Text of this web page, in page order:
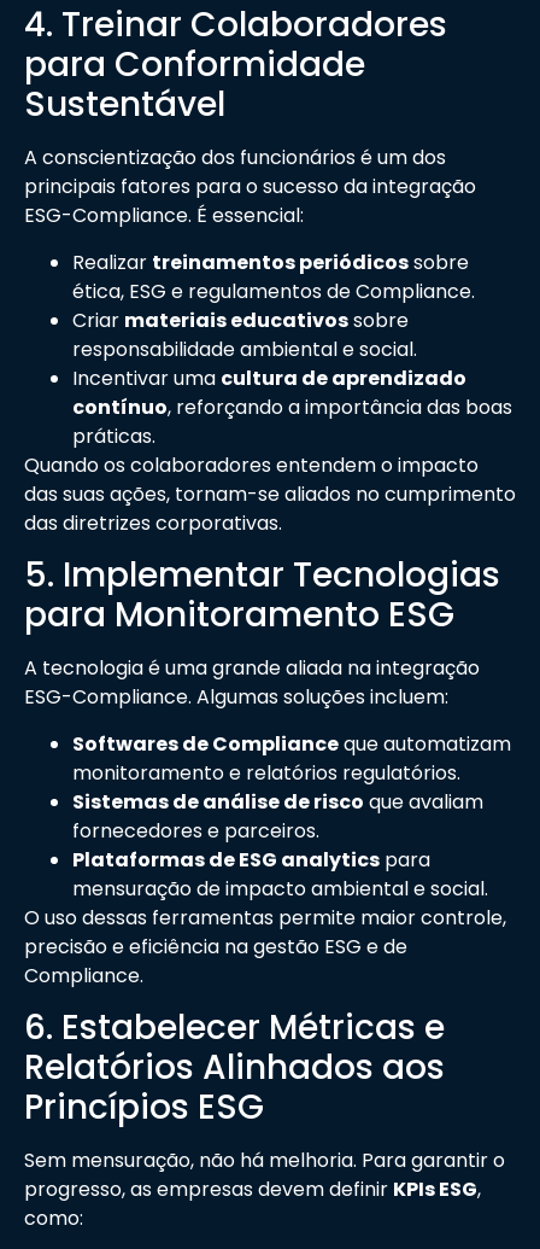
4. Treinar Colaboradores
para Conformidade
Sustentável
A conscientização dos funcionários é um dos
principais fatores para o sucesso da integração
ESG-Compliance. É essencial:
Realizar treinamentos periódicossobre
ética, ESG e regulamentos de Compliance.
Criar materiais educativossobre
responsabilidade ambiental e social.
Incentivar uma cultura de aprendizado
contínuo, reforçando a importância das boas
práticas.
Quando os colaboradores entendem o impacto
das suas ações, tornam-se aliados no cumprimento
das diretrizes corporativas.
5. Implementar Tecnologias
para Monitoramento ESG
A tecnologia é uma grande aliada na integração
ESG-Compliance. Algumas soluções incluem:
Softwares de Complianceque automatizam
monitoramento e relatórios regulatórios.
Sistemas de análise de risco que avaliam
fornecedores e parceiros.
Plataformas de ESG analytics para
mensuração de impacto ambiental e social.
O uso dessas ferramentas permite maior controle,
precisão e eficiência na gestão ESG e de
Compliance.
6. Estabelecer Métricas e
Relatórios Alinhados aos
Princípios ESG
Sem mensuração, não há melhoria. Para garantir o
progresso, as empresas devem definir KPIs ESG,
como: